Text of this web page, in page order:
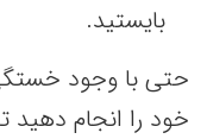
بایستید.
حتی با وجود
خود را انجام دهید